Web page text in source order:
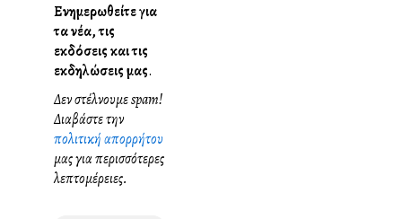
Ενημερωθείτε για
τα νέα, τις
εκδόσεις και τις
εκδηλώσεις μας.
Δεν στέλνουμε spam!
Διαβάστε την
πολιτική απορρήτου
μας για περισσότερες
λεπτομέρειες.